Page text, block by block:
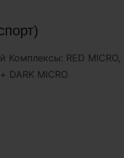
RED MICRO,
MICRO